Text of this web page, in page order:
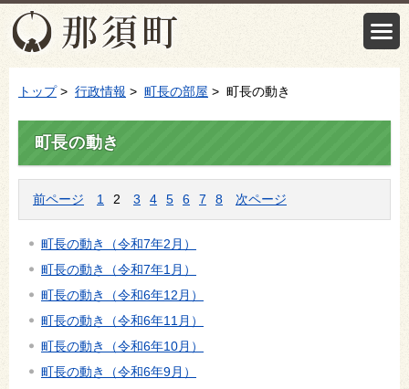
トップ> 行政情報 > 町長の部屋 > 町長の動き
町長の動き
前ページ 1 2 3 4 5 6 7 8 次ページ
町長の動き（令和7年2月）
町長の動き（令和7年1月）
町長の動き（令和6年12月）
町長の動き（令和6年11月）
町長の動き（令和6年10月）
町長の動き（令和6年9月）